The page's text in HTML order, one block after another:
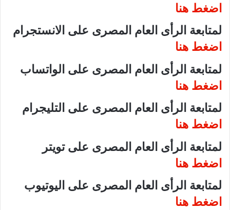
اضغط هنا
لمتابعة الرأى العام المصرى على الانستجرام
اضغط هنا
لمتابعة الرأى العام المصرى على الواتساب
اضغط هنا
لمتابعة الرأى العام المصرى على التليجرام
اضغط هنا
لمتابعة الرأى العام المصرى على تويتر
اضغط هنا
لمتابعة الرأى العام المصرى على اليوتيوب
اضغط هنا